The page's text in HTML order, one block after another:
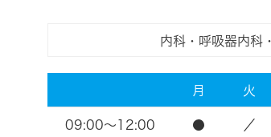
内科・呼吸器内科
月 火
09:00～12:00 ● ／